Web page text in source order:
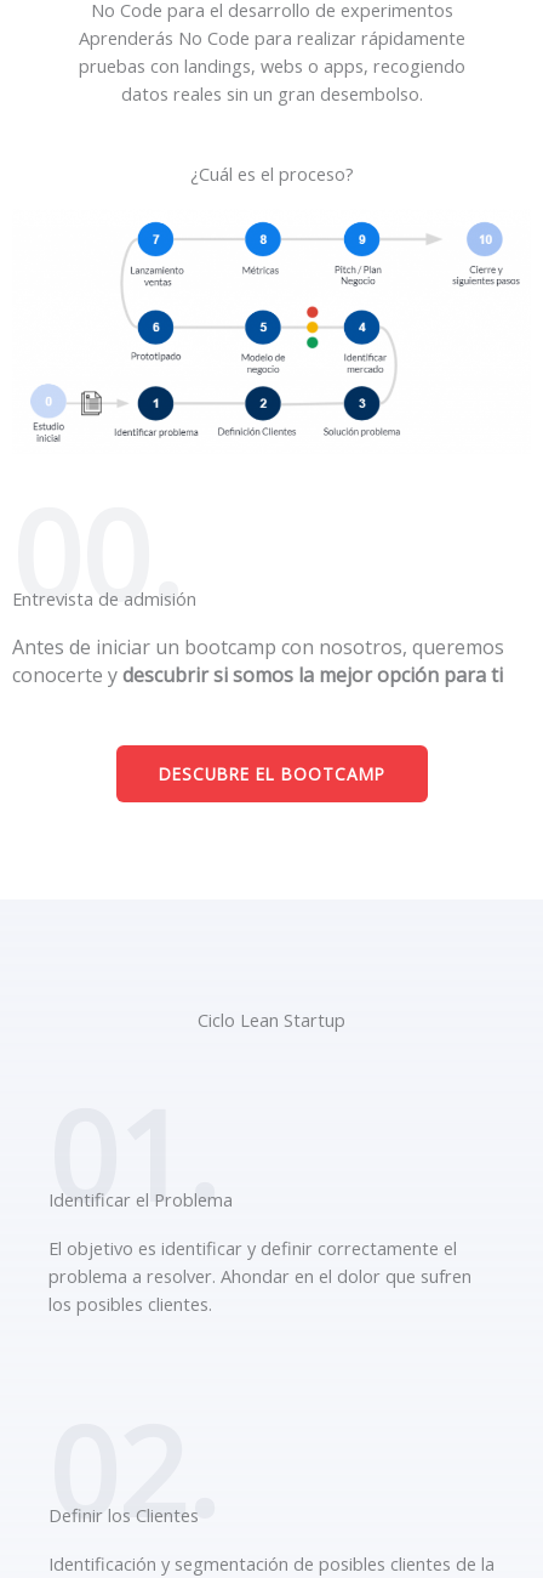
No Code para el desarrollo de experimentos
Aprenderás No Code para realizar rápidamente
pruebas con landings, webs o apps, recogiendo
datos reales sin un gran desembolso.
¿Cuál es el proceso?
00.
Entrevista de admisión
Antes de iniciar un bootcamp con nosotros, queremos
conocerte ydescubrir si somos la mejor opción para ti
DESCUBRE EL BOOTCAMP
Ciclo Lean Startup
01.
Identificar el Problema
El objetivo es identificar y definir correctamente el
problema a resolver. Ahondar en el dolor que sufren
los posibles clientes.
02.
Definir los Clientes
Identificación y segmentación de posibles clientes de la